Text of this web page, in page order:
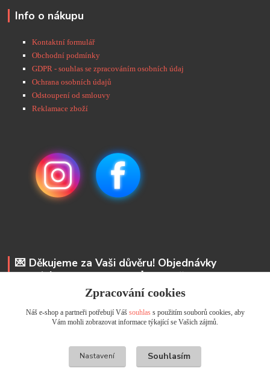
Info o nákupu
Kontaktní formulář
Obchodní podmínky
GDPR - souhlas se zpracováním osobních údaj
Ochrana osobních údajů
Odstoupení od smlouvy
Reklamace zboží
💌 Děkujeme za Vaši důvěru! Objednávky
odesíláme do 48 hodin. 📩 Na vaše e-maily
odpovíme do 24 hodin.
Andrea Kyselová DiS.
+ 420 737 352 681
Zpracování cookies
Náš e-shop a partneři potřebují Váš souhlass použitím souborů cookies, aby
Vám mohli zobrazovat informace týkající se Vašich zájmů.
Nastavení Souhlasím